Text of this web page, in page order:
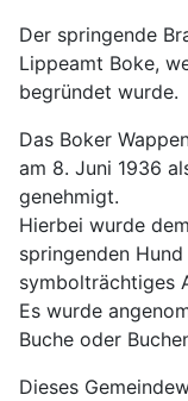
Der springende
Lippeamt Boke,
begründet wurde.
Das Boker
am 8. Juni 1936
genehmigt.
Hierbei wurde
springenden
symbolträchtiges
Es wurde
Buche oder
Dieses